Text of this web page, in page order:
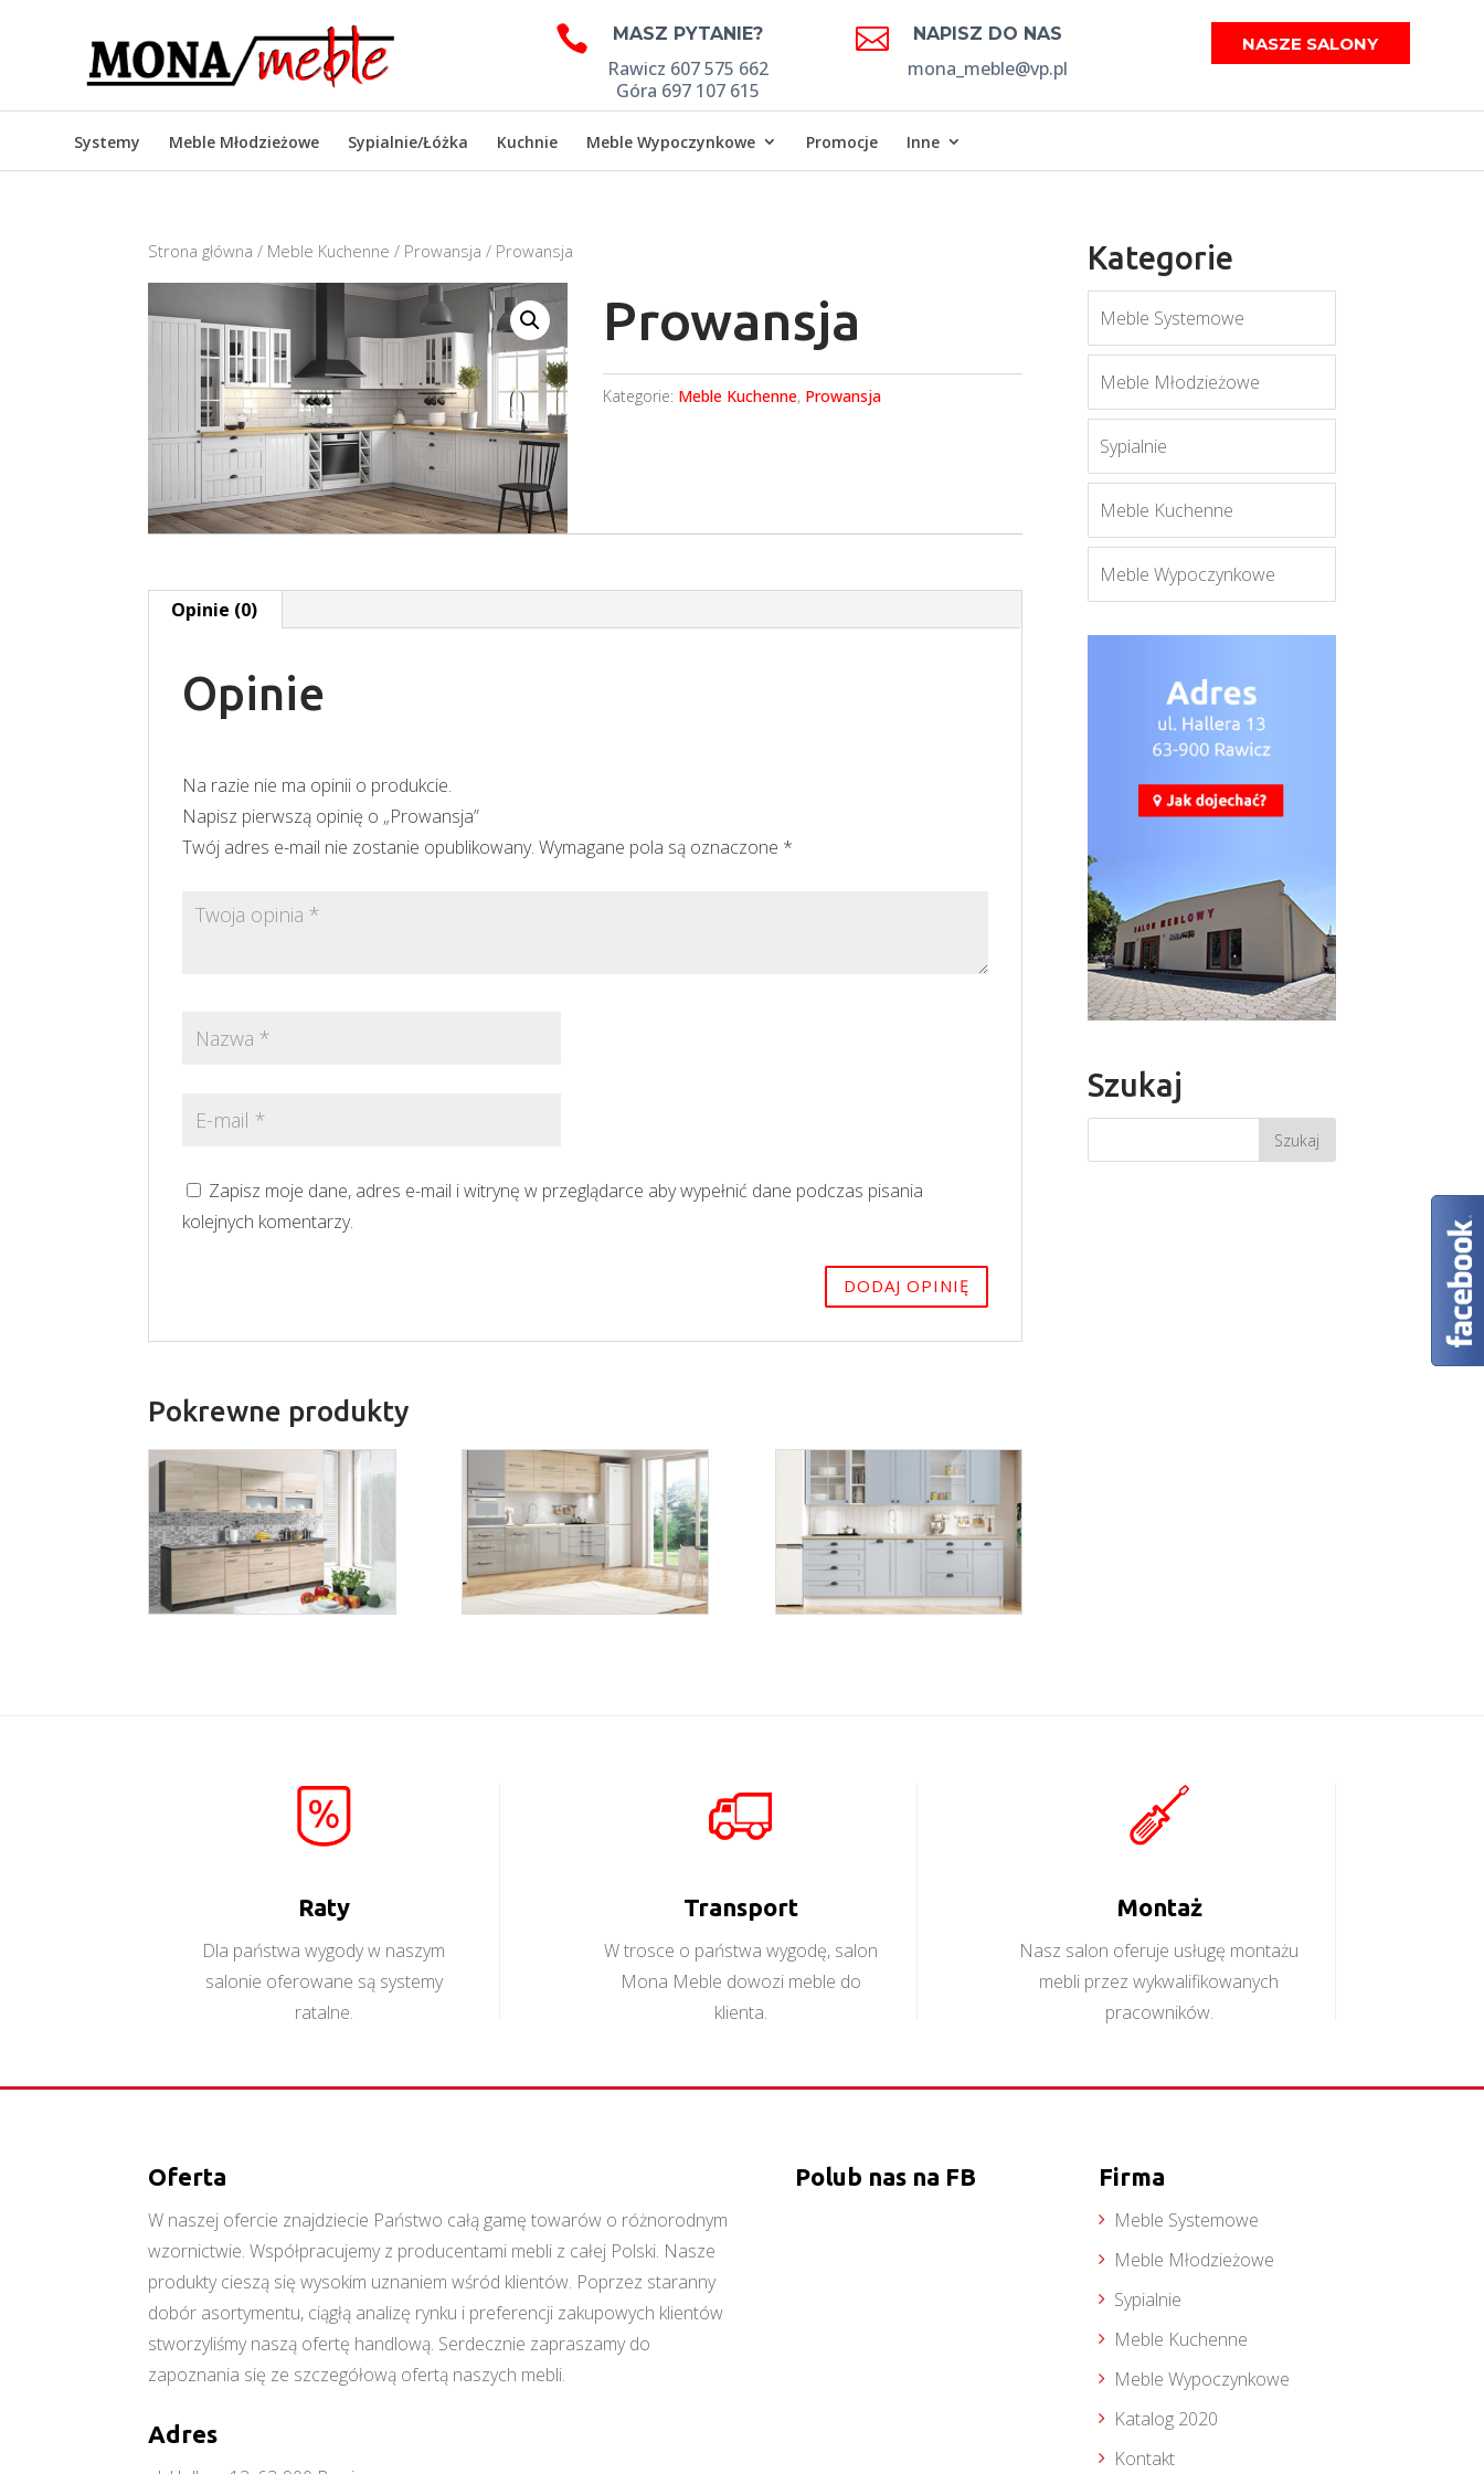
 MASZ PYTANIE?
Rawicz 607 575 662
Góra 697 107 615
 NAPISZ DO NAS
mona_meble@vp.pl
NASZE SALONY
Systemy Meble Młodzieżowe Sypialnie/Łóżka Kuchnie Meble Wypoczynkowe Promocje Inne
Strona główna / Meble Kuchenne / Prowansja / Prowansja
Prowansja
Kategorie: Meble Kuchenne, Prowansja
Opinie (0)
Opinie
Na razie nie ma opinii o produkcie.
Napisz pierwszą opinię o „Prowansja”
Twój adres e-mail nie zostanie opublikowany. Wymagane pola są oznaczone *
Zapisz moje dane, adres e-mail i witrynę w przeglądarce aby wypełnić dane podczas pisania
kolejnych komentarzy.
Pokrewne produkty
Kategorie
Meble Systemowe
Meble Młodzieżowe
Sypialnie
Meble Kuchenne
Meble Wypoczynkowe
Szukaj
Raty
Dla państwa wygody w naszym
salonie oferowane są systemy
ratalne.
Transport
W trosce o państwa wygodę, salon
Mona Meble dowozi meble do
klienta.
Montaż
Nasz salon oferuje usługę montażu
mebli przez wykwalifikowanych
pracowników.
Oferta
W naszej ofercie znajdziecie Państwo całą gamę towarów o różnorodnym
wzornictwie. Współpracujemy z producentami mebli z całej Polski. Nasze
produkty cieszą się wysokim uznaniem wśród klientów. Poprzez staranny
dobór asortymentu, ciągłą analizę rynku i preferencji zakupowych klientów
stworzyliśmy naszą ofertę handlową. Serdecznie zapraszamy do
zapoznania się ze szczegółową ofertą naszych mebli.
Adres
Polub nas na FB Firma
Meble Systemowe
Meble Młodzieżowe
Sypialnie
Meble Kuchenne
Meble Wypoczynkowe
Katalog 2020
Kontakt